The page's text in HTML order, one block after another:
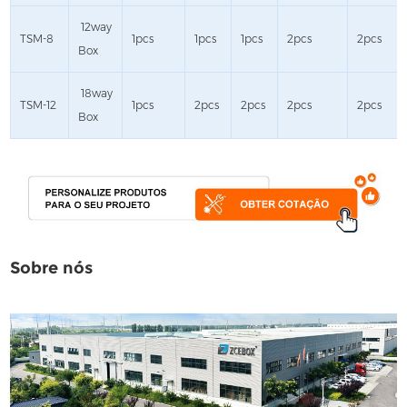
TSM-8
12way
Box
1pcs 1pcs 1pcs 2pcs 2pcs
TSM-12
18way
Box
1pcs 2pcs 2pcs 2pcs 2pcs
Sobre nós